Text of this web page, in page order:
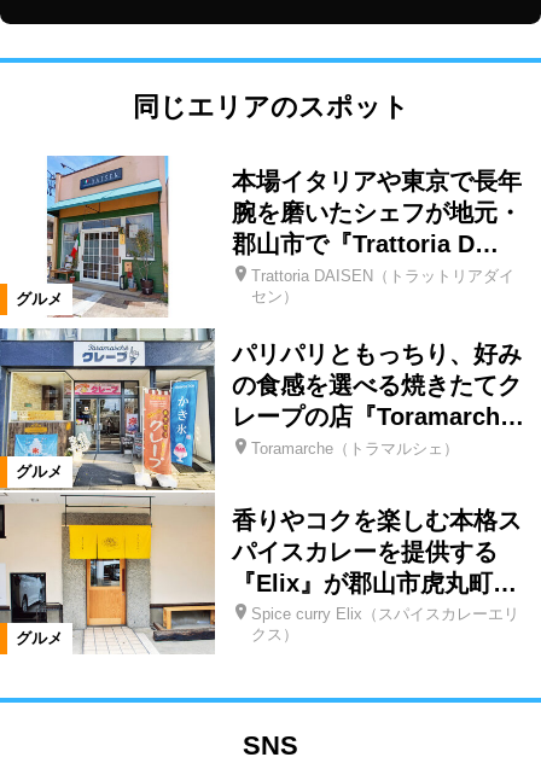
同じエリアのスポット
グルメ
本場イタリアや東京で長年
腕を磨いたシェフが地元・
郡山市で『Trattoria D…
Trattoria DAISEN（トラットリアダイ
セン）
グルメ
パリパリともっちり、好み
の食感を選べる焼きたてク
レープの店『Toramarch…
Toramarche（トラマルシェ）
グルメ
香りやコクを楽しむ本格ス
パイスカレーを提供する
『Elix』が郡山市虎丸町…
Spice curry Elix（スパイスカレーエリ
クス）
SNS